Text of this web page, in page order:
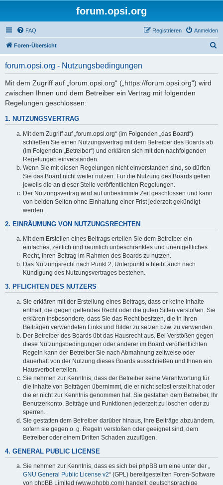
forum.opsi.org
FAQ Anmelden
Registrieren
Foren-Übersicht
forum.opsi.org - Nutzungsbedingungen
Mit dem Zugriff auf „forum.opsi.org“ („https://forum.opsi.org“) wird
zwischen Ihnen und dem Betreiber ein Vertrag mit folgenden
Regelungen geschlossen:
1. NUTZUNGSVERTRAG
Mit dem Zugriff auf „forum.opsi.org“ (im Folgenden „das Board“)
schließen Sie einen Nutzungsvertrag mit dem Betreiber des Boards ab
(im Folgenden „Betreiber“) und erklären sich mit den nachfolgenden
Regelungen einverstanden.
Wenn Sie mit diesen Regelungen nicht einverstanden sind, so dürfen
Sie das Board nicht weiter nutzen. Für die Nutzung des Boards gelten
jeweils die an dieser Stelle veröffentlichten Regelungen.
Der Nutzungsvertrag wird auf unbestimmte Zeit geschlossen und kann
von beiden Seiten ohne Einhaltung einer Frist jederzeit gekündigt
werden.
2. EINRÄUMUNG VON NUTZUNGSRECHTEN
Mit dem Erstellen eines Beitrags erteilen Sie dem Betreiber ein
einfaches, zeitlich und räumlich unbeschränktes und unentgeltliches
Recht, Ihren Beitrag im Rahmen des Boards zu nutzen.
Das Nutzungsrecht nach Punkt 2, Unterpunkt a bleibt auch nach
Kündigung des Nutzungsvertrages bestehen.
3. PFLICHTEN DES NUTZERS
Sie erklären mit der Erstellung eines Beitrags, dass er keine Inhalte
enthält, die gegen geltendes Recht oder die guten Sitten verstoßen. Sie
erklären insbesondere, dass Sie das Recht besitzen, die in Ihren
Beiträgen verwendeten Links und Bilder zu setzen bzw. zu verwenden.
Der Betreiber des Boards übt das Hausrecht aus. Bei Verstößen gegen
diese Nutzungsbedingungen oder anderer im Board veröffentlichten
Regeln kann der Betreiber Sie nach Abmahnung zeitweise oder
dauerhaft von der Nutzung dieses Boards ausschließen und Ihnen ein
Hausverbot erteilen.
Sie nehmen zur Kenntnis, dass der Betreiber keine Verantwortung für
die Inhalte von Beiträgen übernimmt, die er nicht selbst erstellt hat oder
die er nicht zur Kenntnis genommen hat. Sie gestatten dem Betreiber, Ihr
Benutzerkonto, Beiträge und Funktionen jederzeit zu löschen oder zu
sperren.
Sie gestatten dem Betreiber darüber hinaus, Ihre Beiträge abzuändern,
sofern sie gegen o. g. Regeln verstoßen oder geeignet sind, dem
Betreiber oder einem Dritten Schaden zuzufügen.
4. GENERAL PUBLIC LICENSE
Sie nehmen zur Kenntnis, dass es sich bei phpBB um eine unter der „
GNU General Public License v2“ (GPL) bereitgestellten Foren-Software
von phpBB Limited (www.phpbb.com) handelt; deutschsprachige